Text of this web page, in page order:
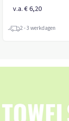
v.a. € 6,20
2 - 3 werkdagen